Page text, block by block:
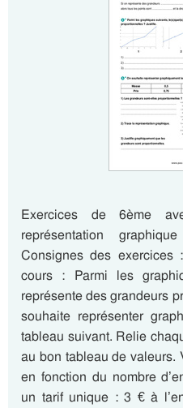
Exercices de 6ème
représentation
Consignes des
cours : Parmi les
représente des grandeurs
souhaite représenter
tableau suivant. Relie
au bon tableau de valeurs.
en fonction du nombre
un tarif unique : 3 € à